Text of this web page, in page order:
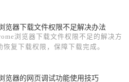
览器下载文件权限不足解决办法
浏览器下载文件权限不足的解决方
恢复下载权限，保障下载完成。
览器的网页调试功能使用技巧